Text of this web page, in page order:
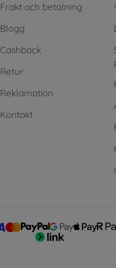
Frakt och betalning
Blogg
Cashback
Retur
Reklamation
Kontakt